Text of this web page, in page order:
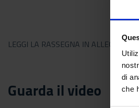
di
che
LEGGI LA RASSEGNA IN ALLEGATO
Guarda il video